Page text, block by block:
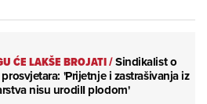
ĆE LAKŠE BROJATI/Sindikalist o
'Prijetnje i zastrašivanja iz
nisu urodilI plodom'